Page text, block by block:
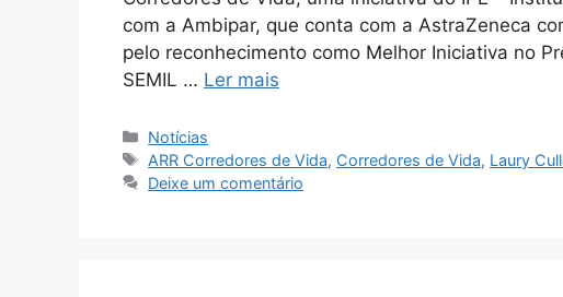
com a Ambipar, que conta com a AstraZeneca
pelo reconhecimento como Melhor Iniciativa no
SEMIL … Ler mais
Notícias
ARR Corredores de Vida, Corredores de Vida, Laury
Deixe um comentário